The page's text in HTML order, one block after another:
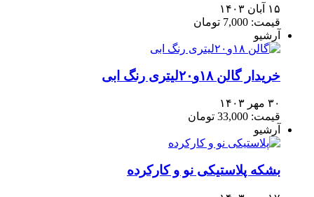
۱۵ آبان ۱۴۰۳
قیمت: 7,000 تومان
آرشیو
خریدار گالن ۱۸و۲۰لیتری رنگ ابی
۳۰ مهر ۱۴۰۳
قیمت: 33,000 تومان
آرشیو
بشکه پلاستیکی نو و کارکرده